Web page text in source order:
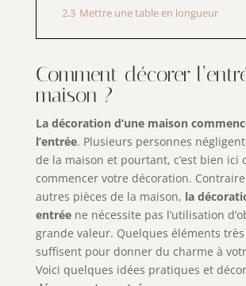
2.3 Mettre une table en longueur
Comment décorer
maison ?
La décoration d’une maison
l’entrée. Plusieurs personnes
de la maison et pourtant, c’est bien ici
commencer votre décoration.
autres pièces de la maison, la
entréene nécessite pas l’utilisation
grande valeur. Quelques éléments
suffisent pour donner du charme à
Voici quelques idées pratiques et